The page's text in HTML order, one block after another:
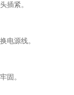
紧。
源线。
。